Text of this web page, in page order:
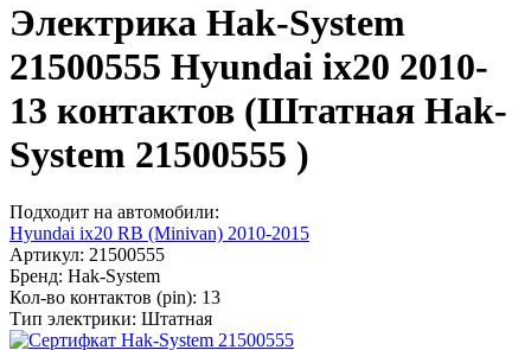
Электрика Hak-System
21500555 Hyundai ix20 2010-
13 контактов (Штатная Hak-
System 21500555 )
Подходит на автомобили:
Hyundai ix20 RB (Minivan) 2010-2015
Артикул: 21500555
Бренд: Hak-System
Кол-во контактов (pin): 13
Тип электрики: Штатная